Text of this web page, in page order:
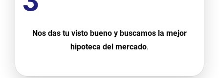
Nos das tu visto bueno y buscamos la mejor
hipoteca del mercado.